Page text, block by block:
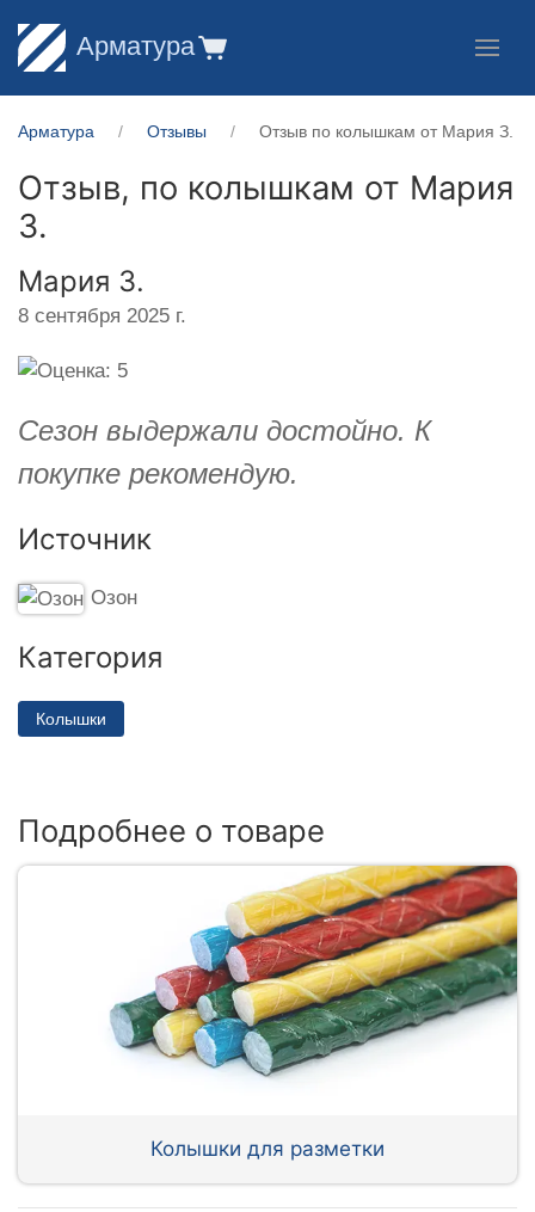
Арматура
Арматура Отзывы Отзыв по колышкам от Мария З.
Отзыв, по колышкам от Мария
З.
Мария З.
8 сентября 2025 г.
Cезон выдержали достойно. К
покупке рекомендую.
Источник
Озон
Категория
Колышки
Подробнее о товаре
Колышки для разметки